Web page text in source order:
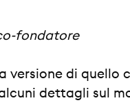
fondatore
versione di quello
dettagli sul